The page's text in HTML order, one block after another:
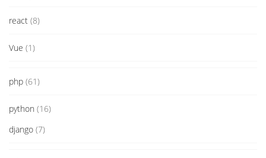
react (8)
Vue (1)
php (61)
python (16)
django (7)